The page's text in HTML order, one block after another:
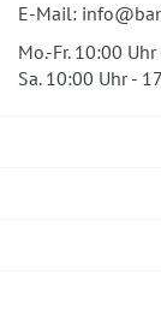
E-Mail:
Mo.-Fr. 10:00
Sa. 10:00 Uhr -